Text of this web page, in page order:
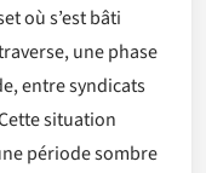
où s’est bâti
une phase
entre syndicats
situation
période sombre